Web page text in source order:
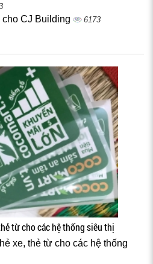
cho CJ Building 6173
từ cho các hệ thống siêu thị
xe, thẻ từ cho các hệ thống